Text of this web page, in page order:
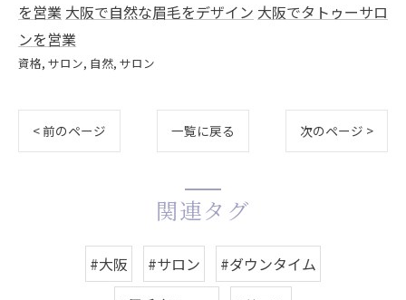
を営業 大阪で自然な眉毛をデザイン 大阪でタトゥーサロ
ンを営業
資格 サロン 自然 サロン
< 前のページ 一覧に戻る 次のページ >
関連タグ
#大阪 #サロン
#ダウンタイム